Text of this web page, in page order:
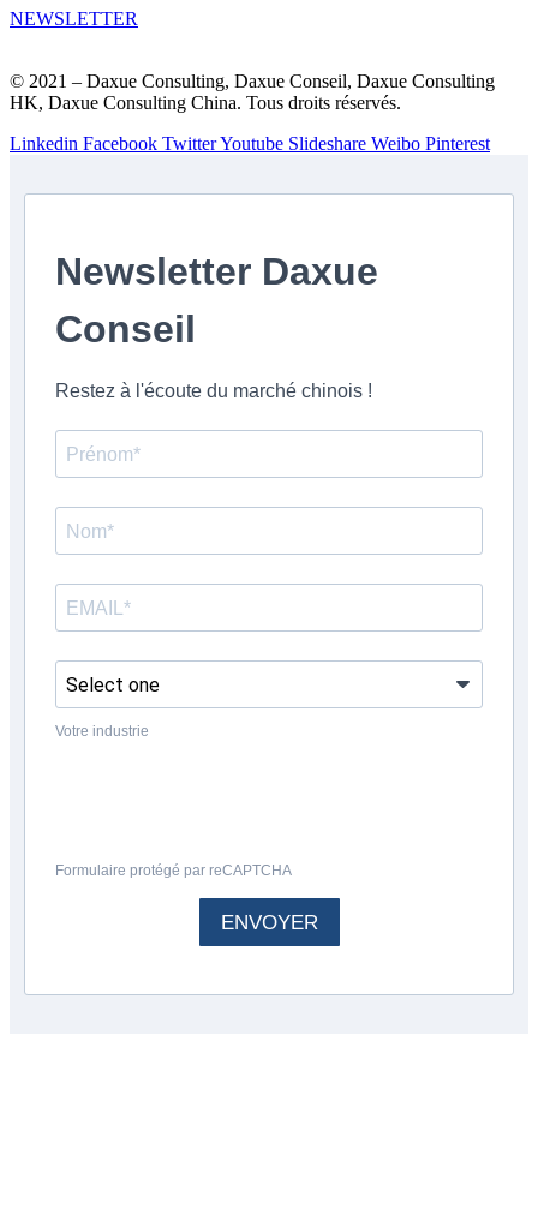
NEWSLETTER
© 2021 – Daxue Consulting, Daxue Conseil, Daxue Consulting
HK, Daxue Consulting China. Tous droits réservés.
Linkedin Facebook TwitterYoutube Slideshare Weibo Pinterest
Newsletter Daxue
Conseil
Restez à l'écoute du marché chinois !
Votre industrie
Formulaire protégé par reCAPTCHA
ENVOYER